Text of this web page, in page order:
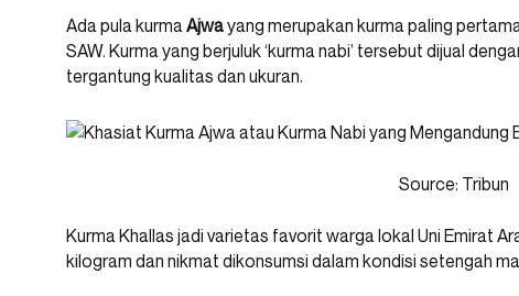
Ada pula kurmaAjwayang merupakan kurma paling
SAW. Kurma yang berjuluk ‘kurma nabi’ tersebut dijual
tergantung kualitas dan ukuran.
Source: Tribun
Kurma Khallas jadi varietas favorit warga lokal Uni Emirat
kilogram dan nikmat dikonsumsi dalam kondisi setengah